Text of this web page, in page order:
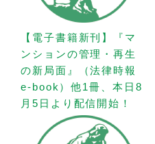
【電子書籍新刊】『マ
ンションの管理・再生
の新局面』（法律時報
e-book）他1冊、本日8
月5日より配信開始！